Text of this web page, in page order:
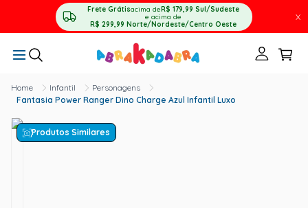
Frete Grátisacima deR$ 179,99 Sul/Sudeste
e acima de
R$ 299,99 Norte/Nordeste/Centro Oeste
X
Infantil
Personagens
Fantasia Power Ranger Dino Charge Azul Infantil Luxo
Produtos Similares